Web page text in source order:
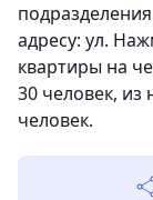
адресу: ул.
квартиры на
30 человек, из
человек.